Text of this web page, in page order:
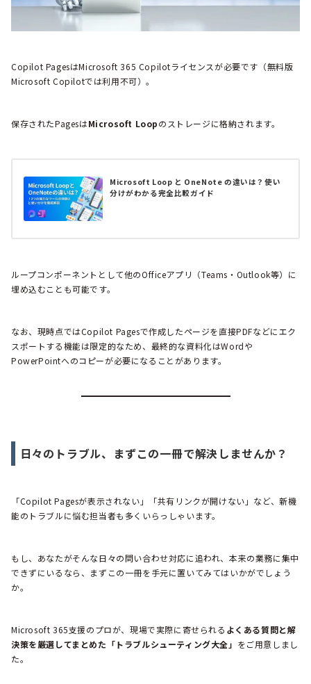
Copilot PagesはMicrosoft 365 Copilotライセンスが必要です（無料版
Microsoft Copilotでは利用不可）。
保存されたPagesはMicrosoft Loopのストレージに格納されます。
Microsoft Loop と OneNote の違いは？使い
分けがわかる完全比較ガイド
ループコンポーネントとして他のOfficeアプリ（Teams・Outlook等）に
埋め込むことも可能です。
なお、現時点ではCopilot Pagesで作成したページを直接PDFなどにエク
スポートする機能は限定的なため、最終的な資料化はWordや
PowerPointへのコピーが必要になることがあります。
日々のトラブル、まずこの一冊で解決しませんか？
「Copilot Pagesが表示されない」「共有リンクが開けない」など、新機
能のトラブルに悩む担当者も多くいらっしゃいます。
もし、あなたがそんな日々の問い合わせ対応に追われ、本来の業務に集中
できずにいるなら、まずこの一冊を手元に置いてみてはいかがでしょう
か。
Microsoft 365支援のプロが、現場で実際に寄せられる よくある質問と解
決策を厳選してまとめた「トラブルシューティング大全」 をご用意しまし
た。